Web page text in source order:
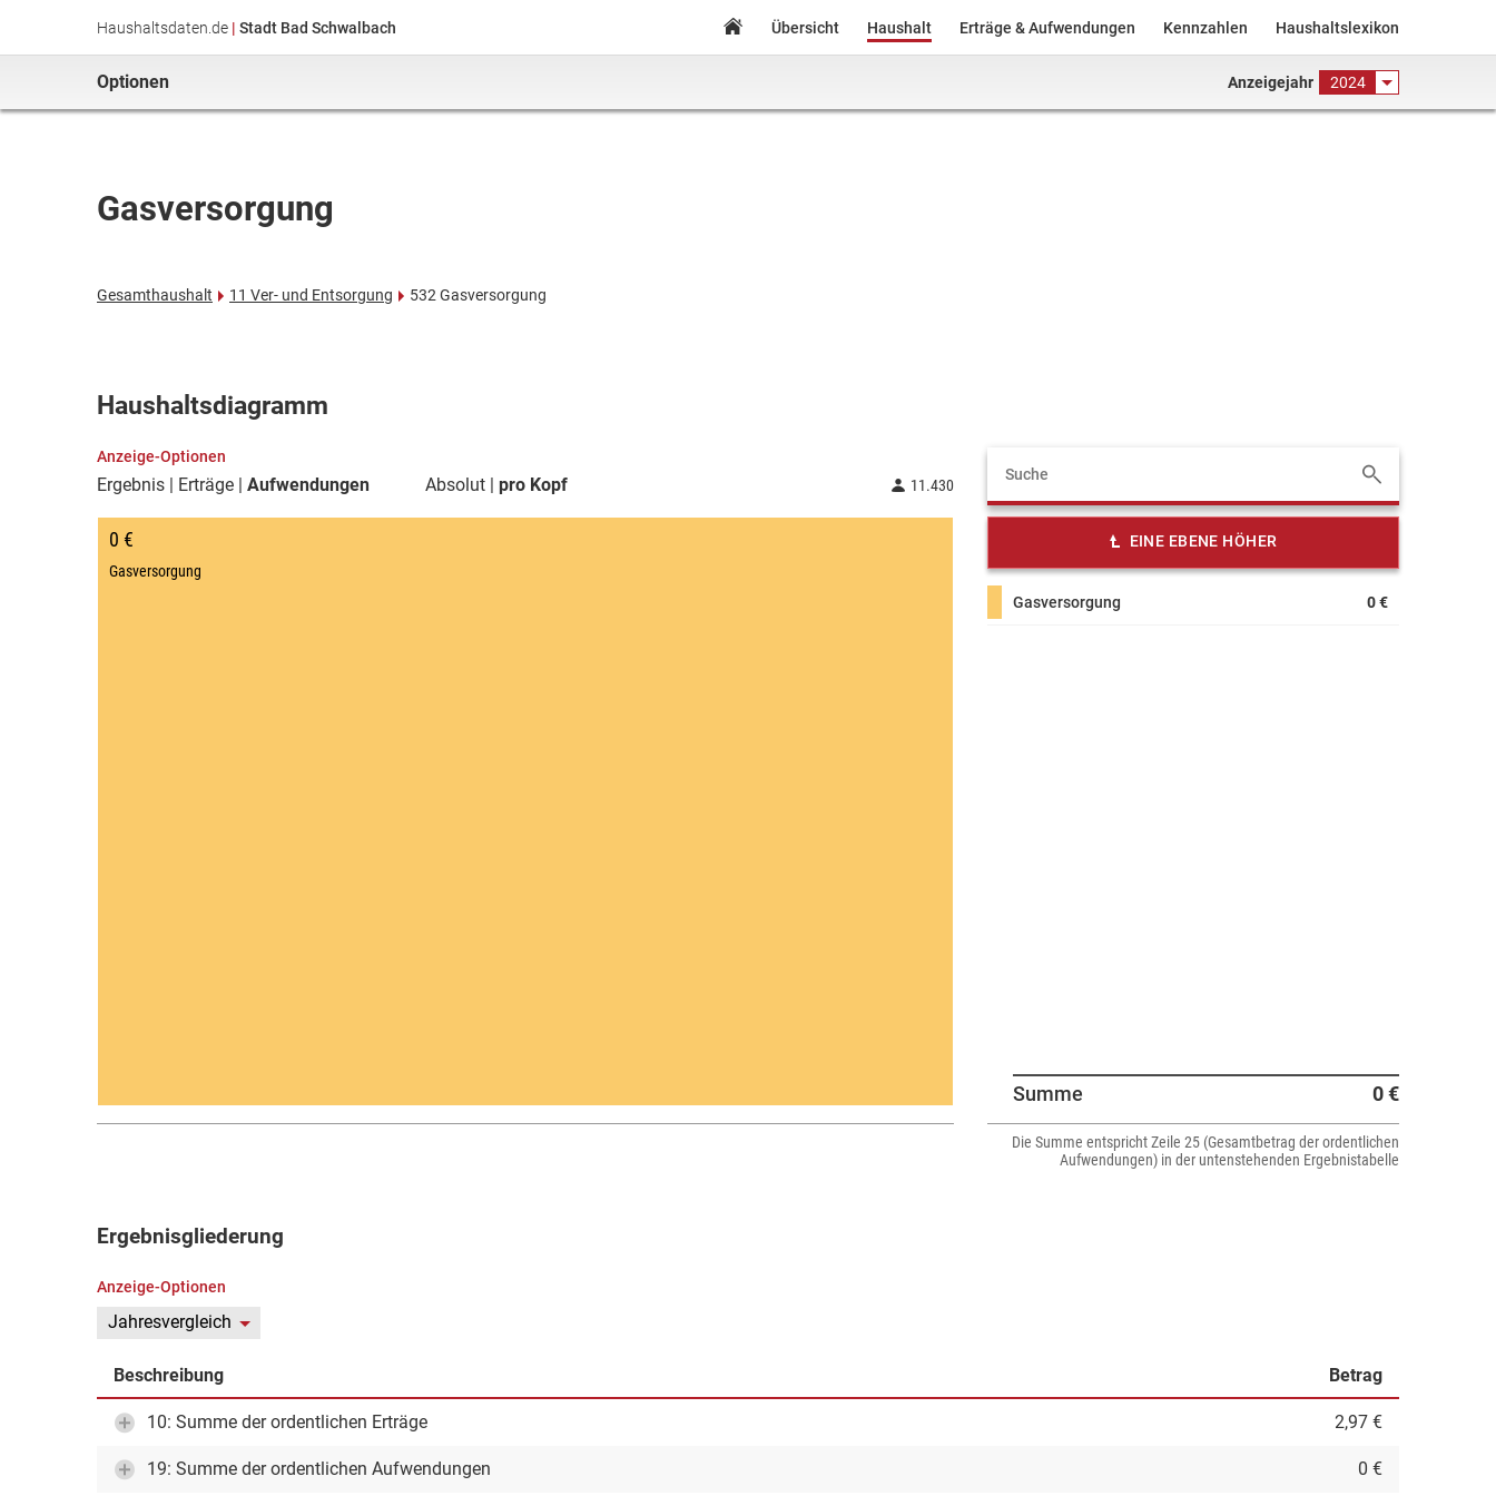
Haushaltsdaten.de | Stadt Bad Schwalbach Übersicht Haushalt Erträge & Aufwendungen Kennzahlen Haushaltslexikon
Optionen Anzeigejahr 2024
Gasversorgung
Gesamthaushalt 11 Ver- und Entsorgung 532 Gasversorgung
Haushaltsdiagramm
Anzeige-Optionen
Ergebnis Erträge Aufwendungen Absolut pro Kopf 11.430
0 €
Gasversorgung
EINE EBENE HÖHER
Gasversorgung 0 €
Summe 0 €
Die Summe entspricht Zeile 25 (Gesamtbetrag der ordentlichen
Aufwendungen) in der untenstehenden Ergebnistabelle
Ergebnisgliederung
Anzeige-Optionen
Jahresvergleich
Beschreibung Betrag
10: Summe der ordentlichen Erträge 2,97 €
19: Summe der ordentlichen Aufwendungen 0 €